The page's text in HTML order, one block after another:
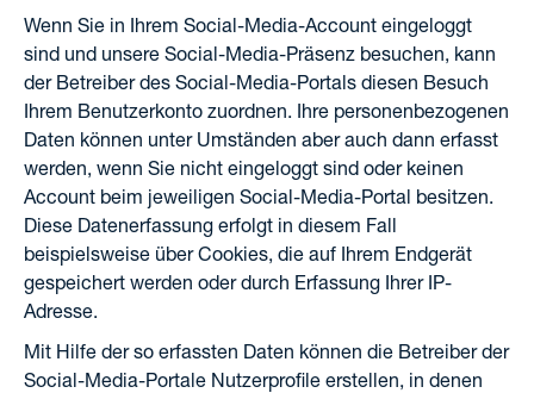
Wenn Sie in Ihrem Social-Media-Account eingeloggt
sind und unsere Social-Media-Präsenz besuchen, kann
der Betreiber des Social-Media-Portals diesen Besuch
Ihrem Benutzerkonto zuordnen. Ihre personenbezogenen
Daten können unter Umständen aber auch dann erfasst
werden, wenn Sie nicht eingeloggt sind oder keinen
Account beim jeweiligen Social-Media-Portal besitzen.
Diese Datenerfassung erfolgt in diesem Fall
beispielsweise über Cookies, die auf Ihrem Endgerät
gespeichert werden oder durch Erfassung Ihrer IP-
Adresse.
Mit Hilfe der so erfassten Daten können die Betreiber der
Social-Media-Portale Nutzerprofile erstellen, in denen